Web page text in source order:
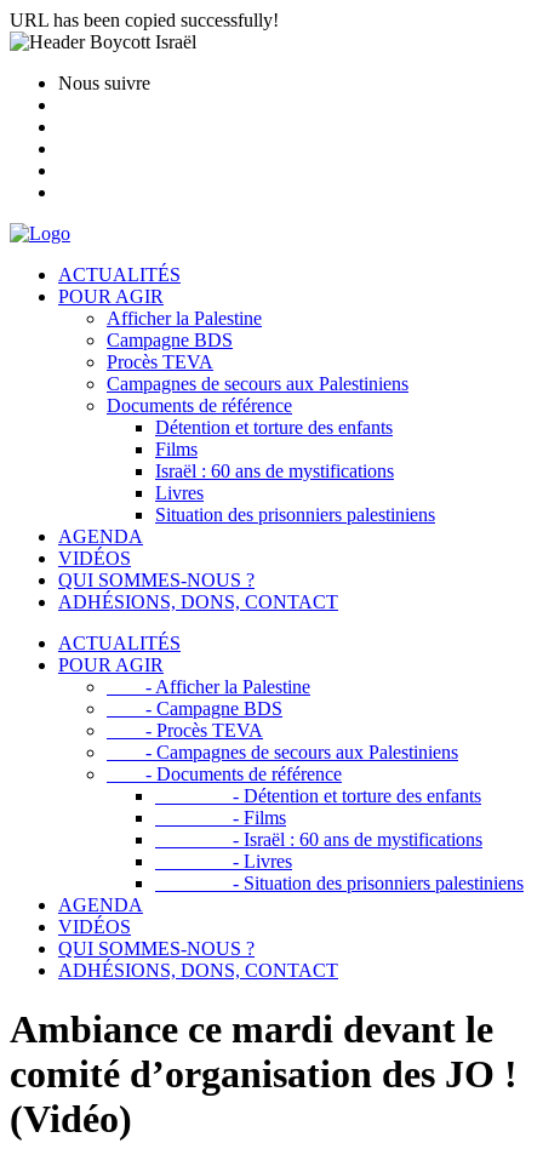
URL has been copied successfully!
Nous suivre
ACTUALITÉS
POUR AGIR
Afficher la Palestine
Campagne BDS
Procès TEVA
Campagnes de secours aux Palestiniens
Documents de référence
Détention et torture des enfants
Films
Israël : 60 ans de mystifications
Livres
Situation des prisonniers palestiniens
AGENDA
VIDÉOS
QUI SOMMES-NOUS ?
ADHÉSIONS, DONS, CONTACT
ACTUALITÉS
POUR AGIR
- Afficher la Palestine
- Campagne BDS
- Procès TEVA
- Campagnes de secours aux Palestiniens
- Documents de référence
- Détention et torture des enfants
- Films
- Israël : 60 ans de mystifications
- Livres
- Situation des prisonniers palestiniens
AGENDA
VIDÉOS
QUI SOMMES-NOUS ?
ADHÉSIONS, DONS, CONTACT
Ambiance ce mardi devant le
comité d’organisation des JO !
(Vidéo)